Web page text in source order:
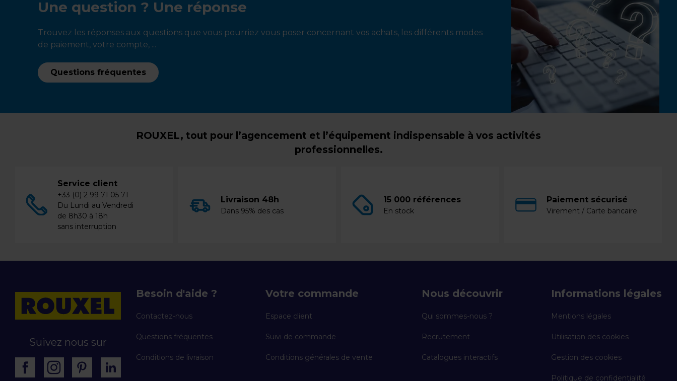
Une question ? Une réponse
Trouvez les réponses aux questions que vous pourriez vous poser concernant vos achats, les différents modes
de paiement, votre compte, ...
Questions fréquentes
ROUXEL, tout pour l’agencement et l’équipement indispensable à vos activités
professionnelles.
Service client
+33 (0) 2 99 71 05 71
Du Lundi au Vendredi
de 8h30 à 18h
sans interruption
Livraison 48h
Dans 95% des cas
15 000 références
En stock
Paiement sécurisé
Virement / Carte bancaire
Suivez nous sur
Besoin d'aide ?
Contactez-nous
Questions fréquentes
Conditions de livraison
Votre commande
Espace client
Suivi de commande
Conditions générales de vente
Nous découvrir
Qui sommes-nous ?
Recrutement
Catalogues interactifs
Informations légales
Mentions légales
Utilisation des cookies
Gestion des cookies
Politique de confidentialité